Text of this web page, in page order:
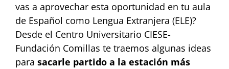
vas a aprovechar esta oportunidad en tu aula
de Español como Lengua Extranjera (ELE)?
Desde el Centro Universitario CIESE-
Fundación Comillas te traemos algunas ideas
para sacarle partido a la estación más